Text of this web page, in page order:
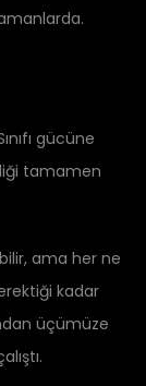
gücüne
tamamen
ama her ne
kadar
üçümüze